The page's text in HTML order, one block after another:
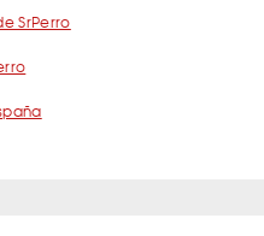
SrPerro